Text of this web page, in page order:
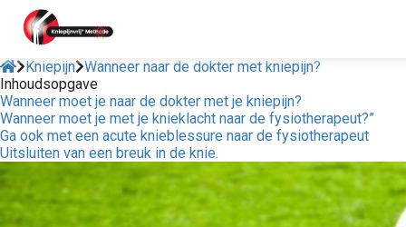
Kniepijn Wanneer naar de dokter met kniepijn?
Inhoudsopgave
Wanneer moet je naar de dokter met je kniepijn?
Wanneer moet je met je knieklacht naar de fysiotherapeut?”
Ga ook met een acute knieblessure naar de fysiotherapeut
Uitsluiten van een breuk in de knie.
policy